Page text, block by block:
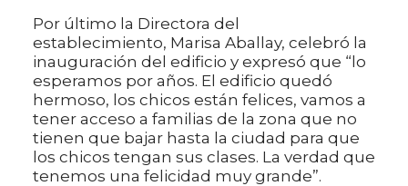
Por último la Directora del
establecimiento, Marisa Aballay, celebró la
inauguración del edificio y expresó que “lo
esperamos por años. El edificio quedó
hermoso, los chicos están felices, vamos a
tener acceso a familias de la zona que no
tienen que bajar hasta la ciudad para que
los chicos tengan sus clases. La verdad que
tenemos una felicidad muy grande”.